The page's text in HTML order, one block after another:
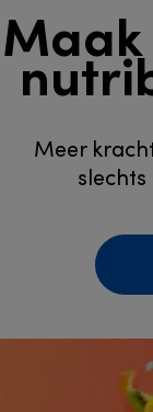
Maak
Meer